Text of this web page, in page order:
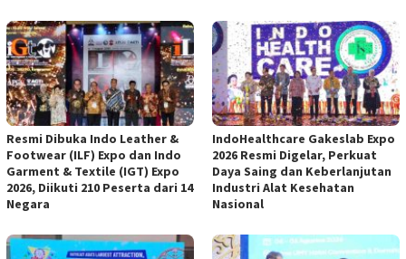
Resmi Dibuka Indo Leather &
Footwear (ILF) Expo dan Indo
Garment & Textile (IGT) Expo
2026, Diikuti 210 Peserta dari 14
Negara
IndoHealthcare Gakeslab Expo
2026 Resmi Digelar, Perkuat
Daya Saing dan Keberlanjutan
Industri Alat Kesehatan
Nasional